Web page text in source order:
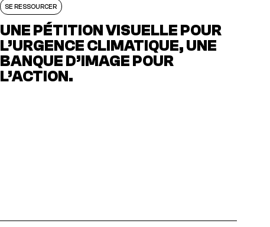
SE RESSOURCER
UNE PÉTITION VISUELLE POUR
L’URGENCE CLIMATIQUE, UNE
BANQUE D’IMAGE POUR
L’ACTION.